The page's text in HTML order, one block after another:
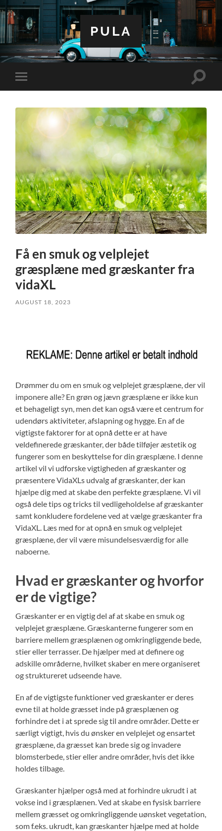
PULA
Toggle
mobile
Toggle
Få en smuk og velplejet
græsplæne med græskanter fra
vidaXL
AUGUST 18, 2023
Drømmer du om en smuk og velplejet græsplæne, der vil
imponere alle? En grøn og jævn græsplæne er ikke kun
et behageligt syn, men det kan også være et centrum for
udendørs aktiviteter, afslapning og hygge. En af de
vigtigste faktorer for at opnå dette er at have
veldefinerede græskanter, der både tilføjer æstetik og
fungerer som en beskyttelse for din græsplæne. I denne
artikel vil vi udforske vigtigheden af græskanter og
præsentere VidaXLs udvalg af græskanter, der kan
hjælpe dig med at skabe den perfekte græsplæne. Vi vil
også dele tips og tricks til vedligeholdelse af græskanter
samt konkludere fordelene ved at vælge græskanter fra
VidaXL. Læs med for at opnå en smuk og velplejet
græsplæne, der vil være misundelsesværdig for alle
naboerne.
Hvad er græskanter og hvorfor
er de vigtige?
Græskanter er en vigtig del af at skabe en smuk og
velplejet græsplæne. Græskanterne fungerer som en
barriere mellem græsplænen og omkringliggende bede,
stier eller terrasser. De hjælper med at definere og
adskille områderne, hvilket skaber en mere organiseret
og struktureret udseende have.
En af de vigtigste funktioner ved græskanter er deres
evne til at holde græsset inde på græsplænen og
forhindre det i at sprede sig til andre områder. Dette er
særligt vigtigt, hvis du ønsker en velplejet og ensartet
græsplæne, da græsset kan brede sig og invadere
blomsterbede, stier eller andre områder, hvis det ikke
holdes tilbage.
Græskanter hjælper også med at forhindre ukrudt i at
vokse ind i græsplænen. Ved at skabe en fysisk barriere
mellem græsset og omkringliggende uønsket vegetation,
som f.eks. ukrudt, kan græskanter hjælpe med at holde